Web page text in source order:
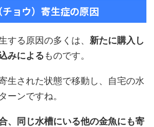
ョウ）寄生症の原因
する原因の多くは、 新たに購入し
みによるものです。
生された状態で移動し、自宅の水
ーンですね。
、同じ水槽にいる他の金魚にも寄